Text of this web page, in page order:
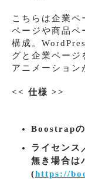
こちらは企業ペ
ページや商品ペ
構成。
グと企業ページ
アニメーション
<< 仕様 >>
Boostrap
ライセン
無き場合は
(https://